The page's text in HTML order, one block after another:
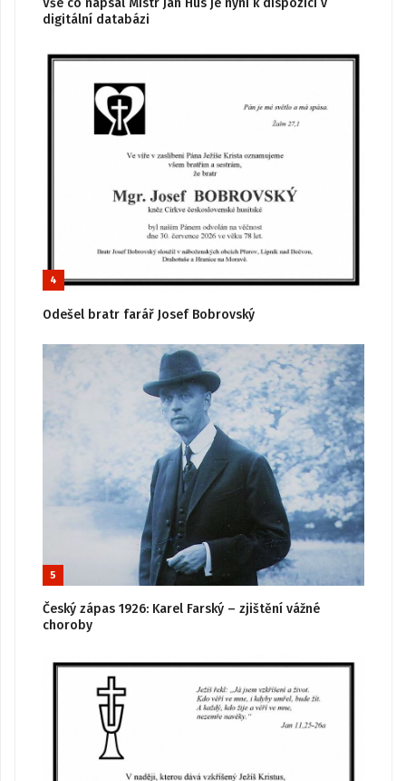
Vše co napsal Mistr Jan Hus je nyní k dispozici v
digitální databázi
4
Odešel bratr farář Josef Bobrovský
5
Český zápas 1926: Karel Farský – zjištění vážné
choroby